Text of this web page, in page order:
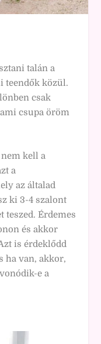
talán a
teendők közül.
csak
csupa öröm
nem kell a
a
az általad
ki 3-4 szalont
teszed. Érdemes
és akkor
is érdeklődd
ha van, akkor,
e a